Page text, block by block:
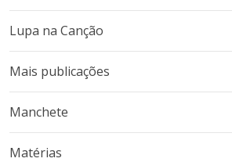
Lupa na Canção
Mais publicações
Manchete
Matérias